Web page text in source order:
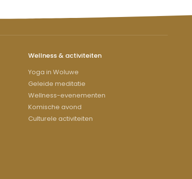
Wellness & activiteiten
Yoga in Woluwe
Geleide meditatie
Wellness-evenementen
Komische avond
Culturele activiteiten